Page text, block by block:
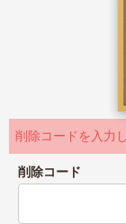
削除コードを入力
削除コード